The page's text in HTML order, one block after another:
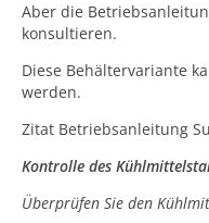
Aber die
konsultieren.
Diese Behältervariante
werden.
Zitat Betriebsanleitung
Kontrolle des
Überprüfen Sie den